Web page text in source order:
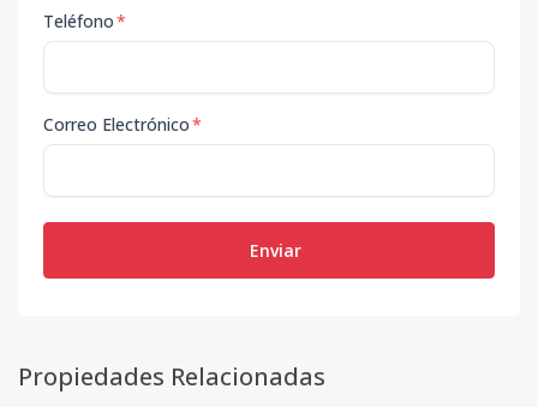
Teléfono*
Correo Electrónico*
Enviar
Propiedades Relacionadas